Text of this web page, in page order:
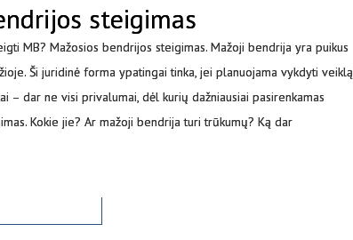
steigimas
MB? Mažosios bendrijos steigimas. Mažoji bendrija yra puikus
Ši juridinė forma ypatingai tinka, jei planuojama vykdyti veiklą
– dar ne visi privalumai, dėl kurių dažniausiai pasirenkamas
Kokie jie? Ar mažoji bendrija turi trūkumų? Ką dar